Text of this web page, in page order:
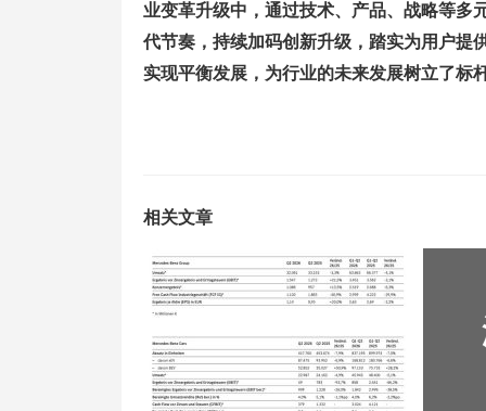
业变革升级中，通过技术、产品、战略等多
代节奏，持续加码创新升级，踏实为用户提
实现平衡发展，为行业的未来发展树立了标
相关文章